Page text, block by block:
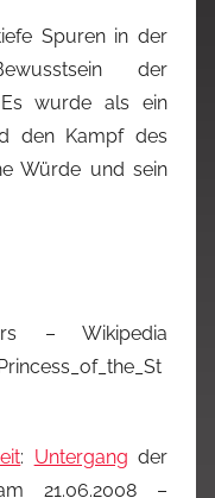
Spuren in der
der
Es wurde als ein
den Kampf des
Würde und sein
– Wikipedia
: Untergang der
21.06.2008 –